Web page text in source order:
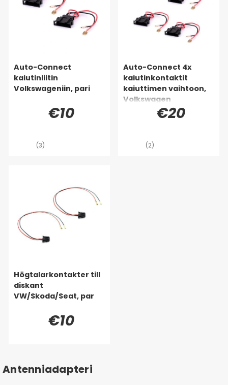
Auto-Connect
kaiutinliitin
Volkswageniin, pari
€10
(3)
Auto-Connect 4x
kaiutinkontaktit
kaiuttimen vaihtoon,
Volkswagen
€20
(2)
Högtalarkontakter till
diskant
VW/Skoda/Seat, par
€10
Antenniadapteri